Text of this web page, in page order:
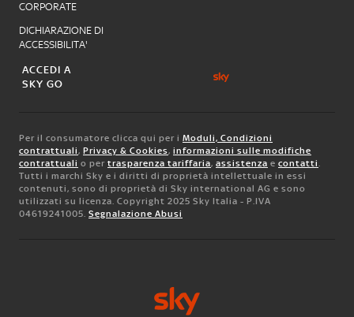
CORPORATE
DICHIARAZIONE DI
ACCESSIBILITA'
ACCEDI A
SKY GO
Per il consumatore clicca qui per i Moduli, Condizioni
contrattuali, Privacy & Cookies, informazioni sulle modifiche
contrattuali o per trasparenza tariffaria, assistenza e contatti.
Tutti i marchi Sky e i diritti di proprietà intellettuale in essi
contenuti, sono di proprietà di Sky international AG e sono
utilizzati su licenza. Copyright 2025 Sky Italia - P.IVA
04619241005. Segnalazione Abusi